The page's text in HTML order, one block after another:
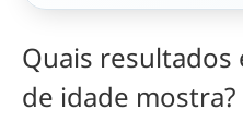
Quais resultados
de idade mostra?